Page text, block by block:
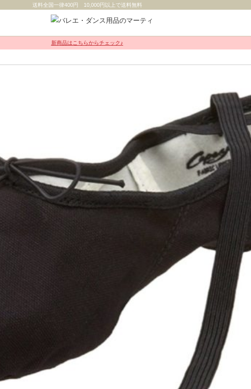
送料全国一律400円 10,000円以上で送料無料
新商品はこちらからチェック♪